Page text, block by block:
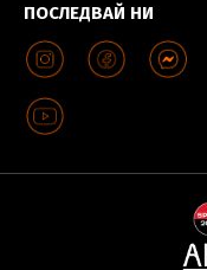
ПОСЛЕДВАЙ НИ